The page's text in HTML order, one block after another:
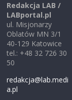
Redakcja LAB /
LABportal.pl
ul. Misjonarzy
Oblatów MN 3/1
40-129 Katowice
tel.: +48 32 726 30
50
redakcja@lab.medi
a.pl